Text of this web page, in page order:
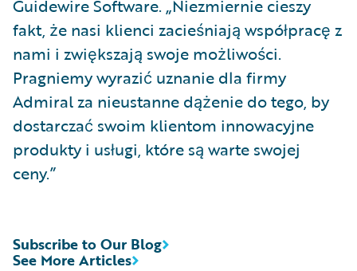
Guidewire Software. „Niezmiernie cieszy
fakt, że nasi klienci zacieśniają współpracę z
nami i zwiększają swoje możliwości.
Pragniemy wyrazić uznanie dla firmy
Admiral za nieustanne dążenie do tego, by
dostarczać swoim klientom innowacyjne
produkty i usługi, które są warte swojej
ceny.”
See More Articles
Subscribe to Our Blog